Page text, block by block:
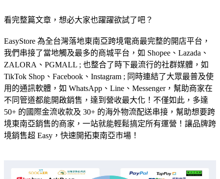
看完整篇文章，想必大家也躍躍欲試了吧？
EasyStore 為全台灣落地東南亞跨境電商最完整的開店平台，
我們串接了當地觸及最多的商城平台，如 Shopee、Lazada、
ZALORA、PGMALL ; 也整合了時下最流行的社群媒體，如
TikTok Shop、Facebook、Instagram ; 同時連結了大眾最普及使
用的通訊軟體，如 WhatsApp、Line、Messenger，幫助商家在
不同管道都能開啟銷售，達到營收最大化！不僅如此，多達
50+ 的國際金流收款及 30+ 的海外物流配送串接，幫助想要跨
境東南亞銷售的商家，一站就能輕鬆搞定所有運營！讓品牌跨
境銷售超 Easy，快速開拓東南亞市場！